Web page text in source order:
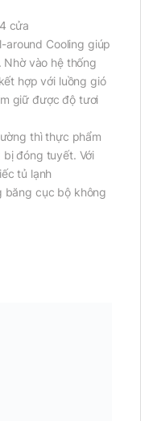
cửa
around Cooling giúp
vào hệ thống
hợp với luồng gió
giữ được độ tươi
thì thực phẩm
đóng tuyết. Với
tủ lạnh
băng cục bộ không